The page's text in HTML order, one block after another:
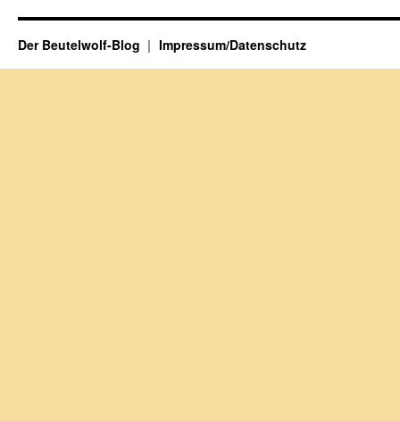
Der Beutelwolf-Blog Impressum/Datenschutz